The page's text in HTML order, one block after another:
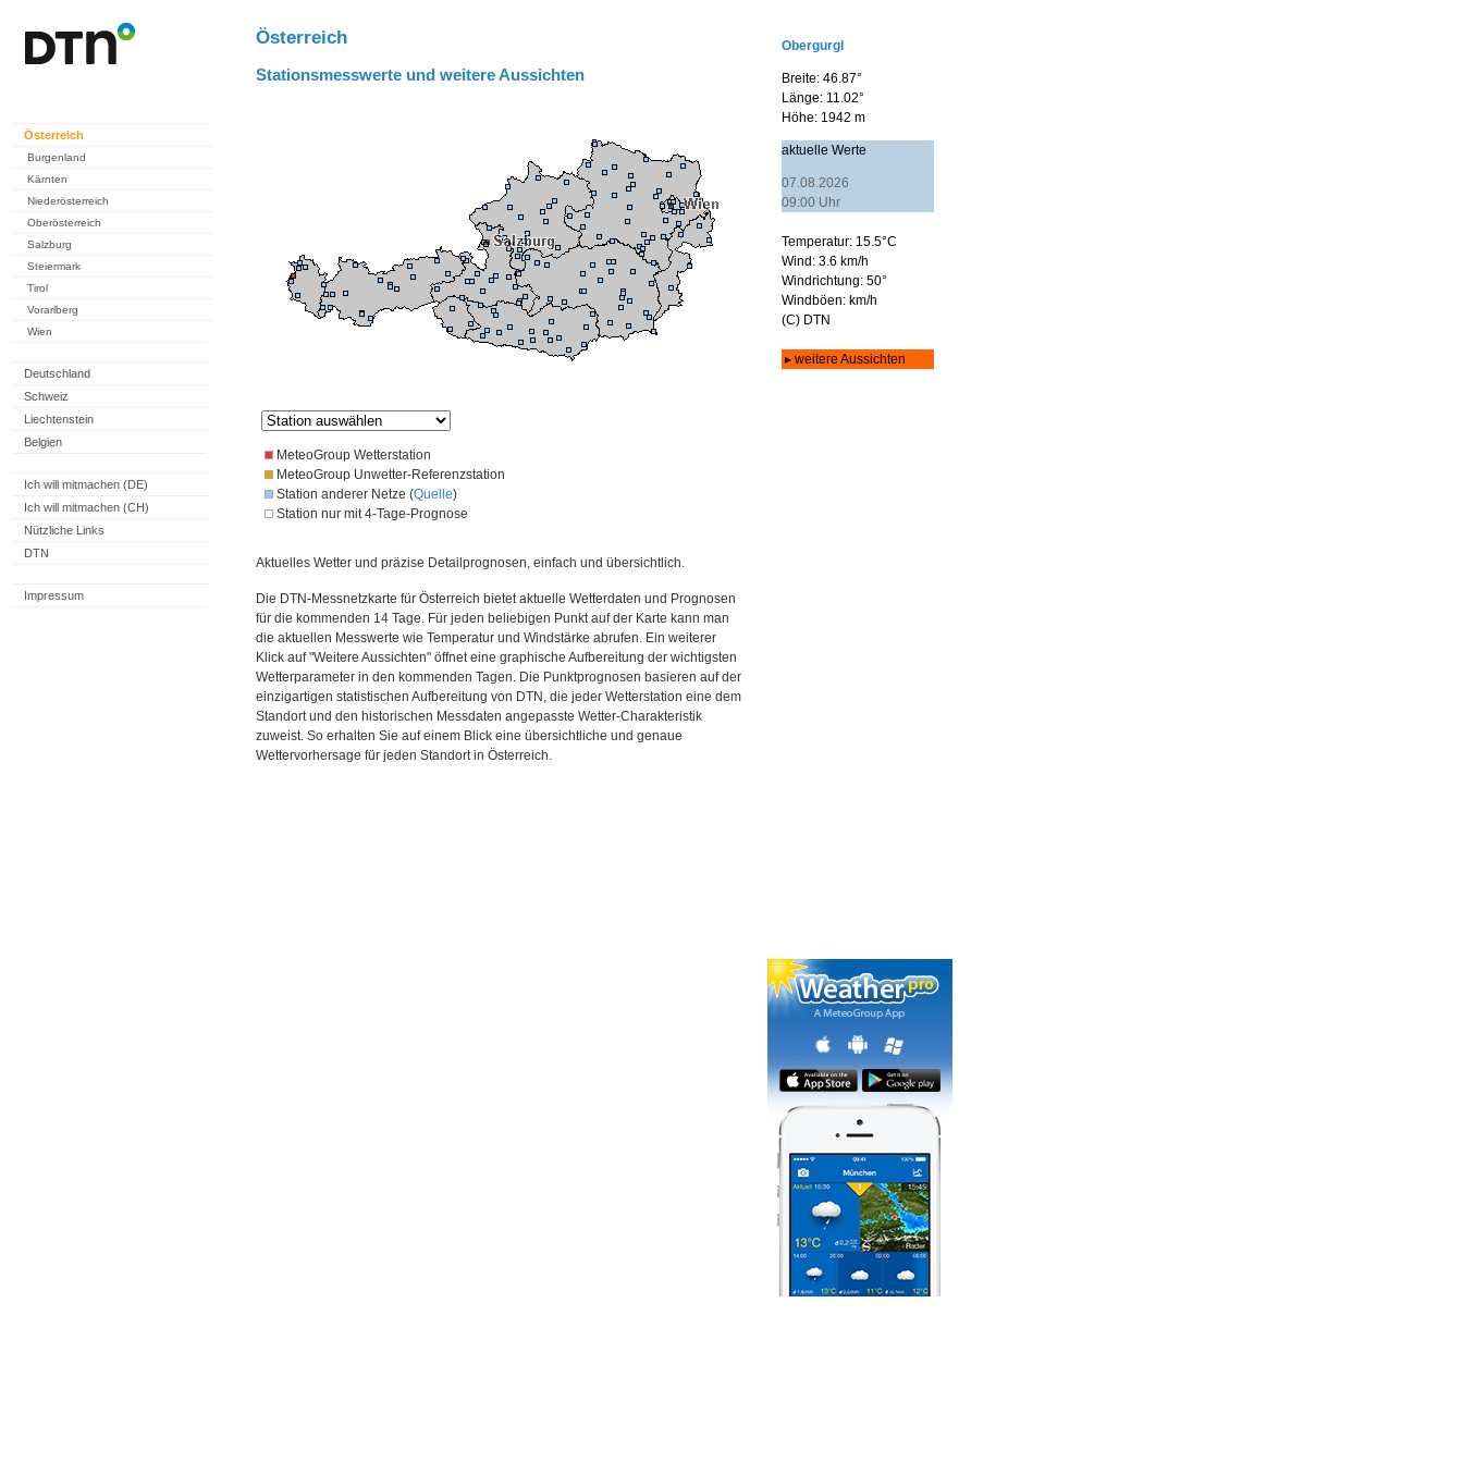
Österreich
Burgenland
Kärnten
Niederösterreich
Oberösterreich
Salzburg
Steiermark
Tirol
Vorarlberg
Wien
Deutschland
Schweiz
Liechtenstein
Belgien
Ich will mitmachen (DE)
Ich will mitmachen (CH)
Nützliche Links
DTN
Impressum
Österreich
Stationsmesswerte und weitere Aussichten
MeteoGroup Wetterstation
MeteoGroup Unwetter-Referenzstation
Station anderer Netze (Quelle)
Station nur mit 4-Tage-Prognose
Aktuelles Wetter und präzise Detailprognosen, einfach und übersichtlich.
Die DTN-Messnetzkarte für Österreich bietet aktuelle Wetterdaten und Prognosen
für die kommenden 14 Tage. Für jeden beliebigen Punkt auf der Karte kann man
die aktuellen Messwerte wie Temperatur und Windstärke abrufen. Ein weiterer
Klick auf "Weitere Aussichten" öffnet eine graphische Aufbereitung der wichtigsten
Wetterparameter in den kommenden Tagen. Die Punktprognosen basieren auf der
einzigartigen statistischen Aufbereitung von DTN, die jeder Wetterstation eine dem
Standort und den historischen Messdaten angepasste Wetter-Charakteristik
zuweist. So erhalten Sie auf einem Blick eine übersichtliche und genaue
Wettervorhersage für jeden Standort in Österreich.